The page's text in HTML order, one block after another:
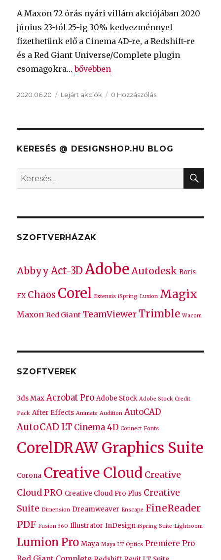
A Maxon 72 órás nyári villám akciójában 2020
június 23-tól 25-ig 30% kedvezménnyel
fizethetünk elő a Cinema 4D-re, a Redshift-re
és a Red Giant Universe/Complete plugin
csomagokra…„30% kedvezmény a Cinema 4D,
bővebben
Közzétéve
2020.06.20 Kategória
Lejárt akciók 0 Hozzászólás
KERESÉS @ DESIGNSHOP.HU BLOG
Keresés
a
kifejezésre:
SZOFTVERHÁZAK
Abbyy Act-3D AdobeAutodesk Boris
FX Chaos Corel Extensis iSpring Luxion Magix
Maxon Red Giant TeamViewer Trimble Wacom
SZOFTVEREK
3ds Max Acrobat Pro Adobe Stock Adobe Stock Credit
Pack After Effects Animate Audition AutoCAD
AutoCAD LT Cinema 4D Connect Fonts
CorelDRAW Graphics Suite
Corona Creative Cloud Creative
Cloud PRO Creative Cloud Pro Plus Creative
Suite Dimension Dreamweaver Enscape FineReader
PDF Fusion 360 Illustrator InDesign iSpring Suite Lightroom
Lumion Pro Maya Maya LT Optics Premiere Pro